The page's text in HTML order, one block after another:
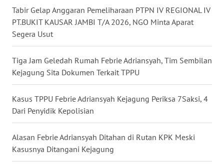
Tabir Gelap Anggaran Pemeliharaan PTPN IV REGIONAL IV
PT.BUKIT KAUSAR JAMBI T/A 2026, NGO Minta Aparat
Segera Usut
Tiga Jam Geledah Rumah Febrie Adriansyah, Tim Sembilan
Kejagung Sita Dokumen Terkait TPPU
Kasus TPPU Febrie Adriansyah Kejagung Periksa 7Saksi, 4
Dari Penyidik Kepolisian
Alasan Febrie Adriansyah Ditahan di Rutan KPK Meski
Kasusnya Ditangani Kejagung
WN
NUSANTARA
WN
JOGJA
WN
JATIM
WN
WN